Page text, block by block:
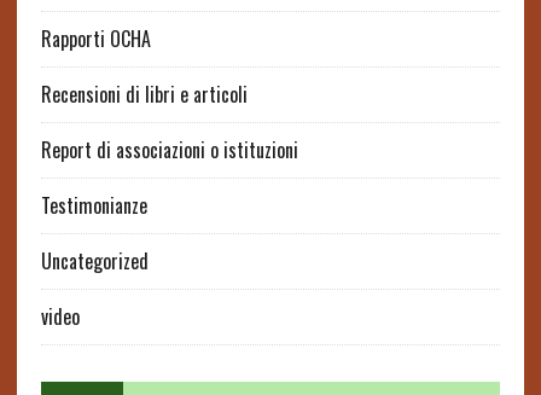
Rapporti OCHA
Recensioni di libri e articoli
Report di associazioni o istituzioni
Testimonianze
Uncategorized
video